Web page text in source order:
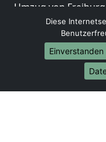
Umzug von
Internationale-
Umzug von
Umzug von
Umzug von
Diese
Einverstanden